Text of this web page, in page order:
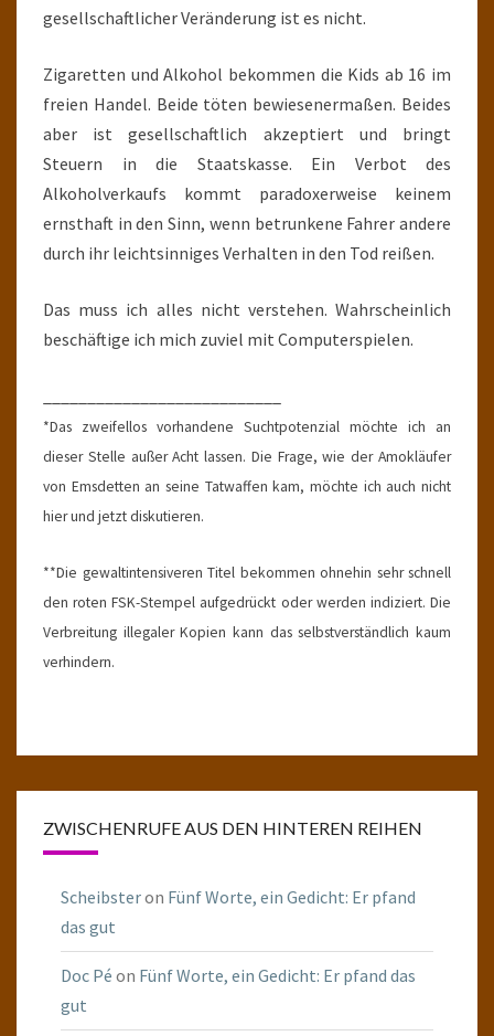
gesellschaftlicher Veränderung ist es nicht.
Zigaretten und Alkohol bekommen die Kids ab 16 im
freien Handel. Beide töten bewiesenermaßen. Beides
aber ist gesellschaftlich akzeptiert und bringt
Steuern in die Staatskasse. Ein Verbot des
Alkoholverkaufs kommt paradoxerweise keinem
ernsthaft in den Sinn, wenn betrunkene Fahrer andere
durch ihr leichtsinniges Verhalten in den Tod reißen.
Das muss ich alles nicht verstehen. Wahrscheinlich
beschäftige ich mich zuviel mit Computerspielen.
*Das zweifellos vorhandene Suchtpotenzial möchte ich an
dieser Stelle außer Acht lassen. Die Frage, wie der Amokläufer
von Emsdetten an seine Tatwaffen kam, möchte ich auch nicht
hier und jetzt diskutieren.
**Die gewaltintensiveren Titel bekommen ohnehin sehr schnell
den roten FSK-Stempel aufgedrückt oder werden indiziert. Die
Verbreitung illegaler Kopien kann das selbstverständlich kaum
verhindern.
ZWISCHENRUFE AUS DEN HINTEREN REIHEN
Scheibsteron Fünf Worte, ein Gedicht: Er pfand
das gut
Doc Pé on Fünf Worte, ein Gedicht: Er pfand das
gut